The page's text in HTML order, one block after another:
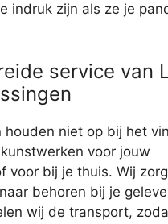
indruk zijn als ze je
service van
houden niet op bij het
voor jouw
voor bij je thuis. Wij
behoren bij je
wij de transport,